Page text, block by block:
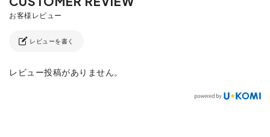
レビューを書く
レビュー投稿がありません。